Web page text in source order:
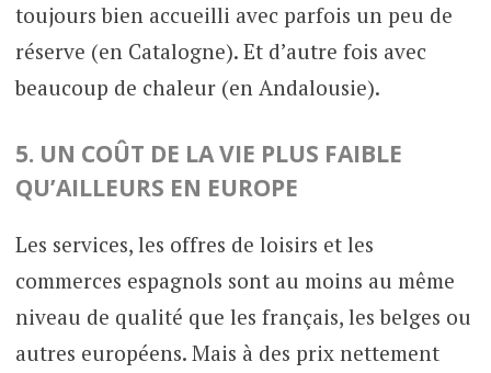
toujours bien accueilli avec parfois un peu de
réserve (en Catalogne). Et d’autre fois avec
beaucoup de chaleur (en Andalousie).
5. UN COÛT DE LA VIE PLUS FAIBLE
QU’AILLEURS EN EUROPE
Les services, les offres de loisirs et les
commerces espagnols sont au moins au même
niveau de qualité que les français, les belges ou
autres européens. Mais à des prix nettement